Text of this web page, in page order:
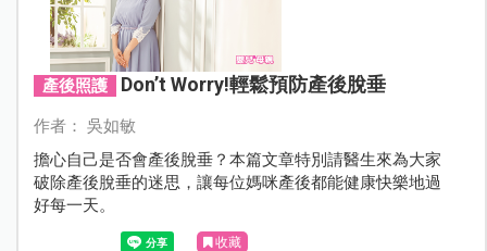
產後照護 Don’t Worry!輕鬆預防產後脫垂
作者： 吳如敏
擔心自己是否會產後脫垂？本篇文章特別請醫生來為大家
破除產後脫垂的迷思，讓每位媽咪產後都能健康快樂地過
好每一天。
收藏